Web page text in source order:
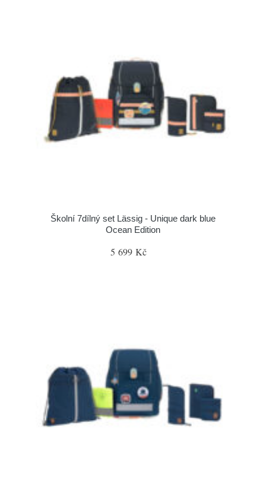
Školní 7dílný set Lässig - Unique dark blue
Ocean Edition
5 699 Kč